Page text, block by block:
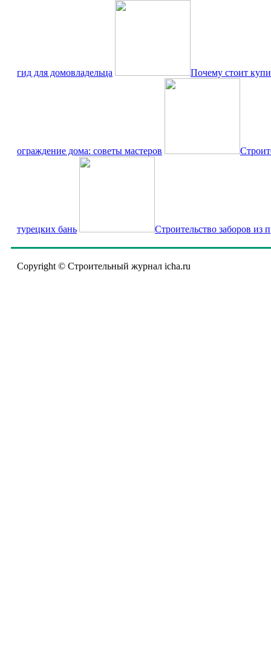
гид для домовладельца Почему стоит
ограждение дома: советы мастеров
турецких бань Строительство заборов из
Copyright © Строительный журнал icha.ru